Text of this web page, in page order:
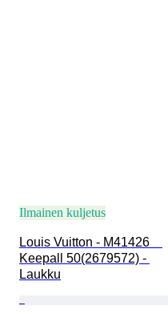
Ilmainen kuljetus
Louis Vuitton - M41426
Keepall 50(2679572) -
Laukku